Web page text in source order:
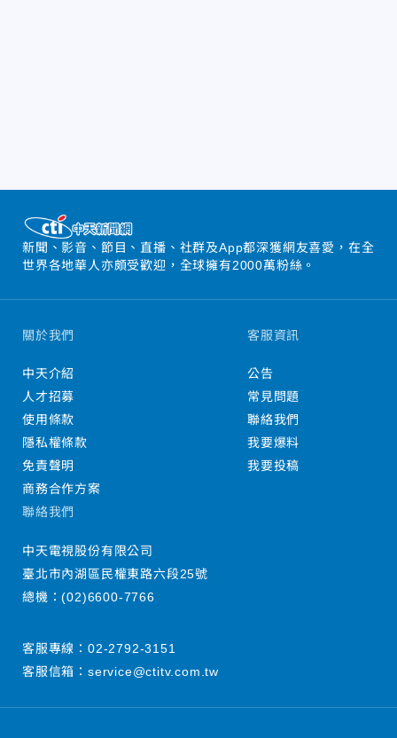
新聞、影音、節目、直播、社群及App都深獲網友喜愛，在全
世界各地華人亦頗受歡迎，全球擁有2000萬粉絲。
關於我們
中天介紹
人才招募
使用條款
隱私權條款
免責聲明
商務合作方案
客服資訊
公告
常見問題
聯絡我們
我要爆料
我要投稿
聯絡我們
中天電視股份有限公司
臺北市內湖區民權東路六段25號
總機：(02)6600-7766
客服專線： 02-2792-3151
客服信箱： service@ctitv.com.tw